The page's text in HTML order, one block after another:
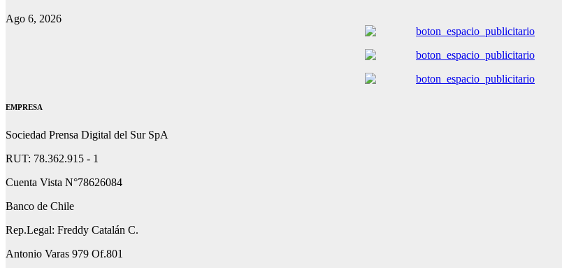
Ago 6, 2026
EMPRESA
Sociedad Prensa Digital del Sur SpA
RUT: 78.362.915 - 1
Cuenta Vista N°78626084
Banco de Chile
Rep.Legal: Freddy Catalán C.
Antonio Varas 979 Of.801